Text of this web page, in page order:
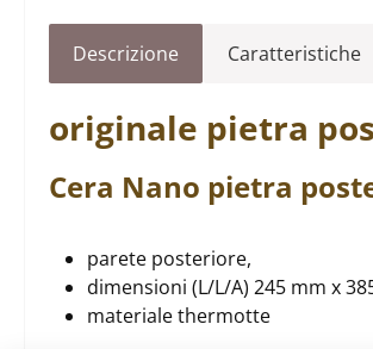
Descrizione Caratteristiche
originale pietra
Cera Nano pietra
parete posteriore,
dimensioni (L/L/A) 245 mm x
materiale thermotte